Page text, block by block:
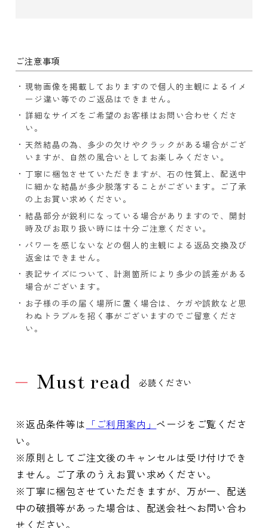
ご注意事項
現物画像を掲載しておりますので個人的主観によるイメ
ージ違い等でのご返品はできません。
詳細なサイズをご希望のお客様はお問い合わせくださ
い。
天然結晶の為、多少の欠けやクラックがある場合がござ
いますが、自然の風合いとしてお楽しみください。
丁寧に梱包させていただきますが、石の性質上、配送中
に細かな結晶が多少脱落することがございます。ご了承
の上お買い求めください。
結晶部分が鋭利になっている場合がありますので、開封
時及びお取り扱い時には十分ご注意ください。
パワーを感じないなどの個人的主観による返品交換及び
返金はできません。
表記サイズについて、計測箇所により多少の誤差がある
場合がございます。
お子様の手の届く場所に置く場合は、ケガや誤飲など思
わぬトラブルを招く事がございますのでご留意くださ
い。
Must read 必読ください
※返品条件等は 「ご利用案内」 ページをご覧くださ
い。
※原則としてご注文後のキャンセルは受け付けでき
ません。ご了承のうえお買い求めください。
※丁寧に梱包させていただきますが、万が一、配送
中の破損等があった場合は、配送会社へお問い合わ
せください。